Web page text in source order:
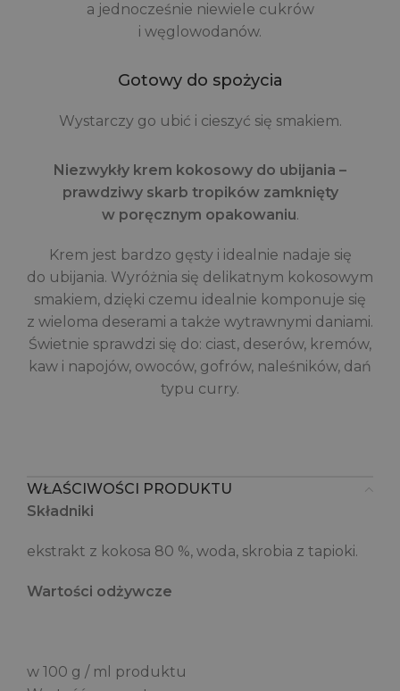
a jednocześnie niewiele cukrów
i węglowodanów.
Gotowy do spożycia
Wystarczy go ubić i cieszyć się smakiem.
Niezwykły krem kokosowy do ubijania –
prawdziwy skarb tropików zamknięty
w poręcznym opakowaniu.
Krem jest bardzo gęsty i idealnie nadaje się
do ubijania. Wyróżnia się delikatnym kokosowym
smakiem, dzięki czemu idealnie komponuje się
z wieloma deserami a także wytrawnymi daniami.
Świetnie sprawdzi się do: ciast, deserów, kremów,
kaw i napojów, owoców, gofrów, naleśników, dań
typu curry.
WŁAŚCIWOŚCI PRODUKTU
Składniki
ekstrakt z kokosa 80 %, woda, skrobia z tapioki.
Wartości odżywcze
w 100 g / ml produktu